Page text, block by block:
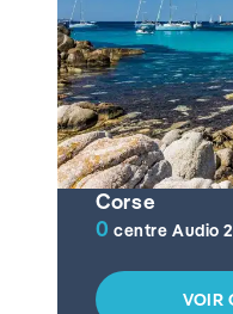
Corse
0 centre Audio
VOIR